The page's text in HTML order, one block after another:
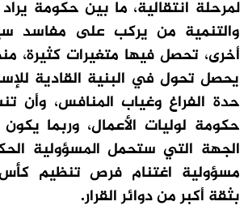
لمرحلة انتقالية، ما بين حكومة يراد
والتنمية من يركب على مفاسد
أخرى، تحصل فيها متغيرات كثيرة،
يحصل تحول في البنية القادية
حدة الفراغ وغياب المنافس، وأن
حكومة لوليات الأعمال، وربما
الجهة التي ستحمل المسؤولية
مسؤولية اغتنام فرص تنظيم
بثقة أكبر من دوائر القرار.